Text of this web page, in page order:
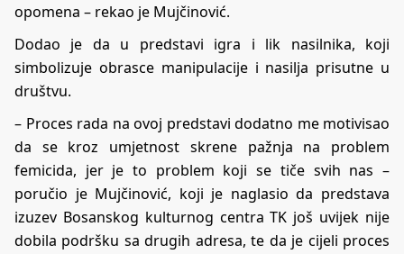
opomena – rekao je Mujčinović.
Dodao je da u predstavi igra i lik nasilnika, koji
simbolizuje obrasce manipulacije i nasilja prisutne u
društvu.
– Proces rada na ovoj predstavi dodatno me motivisao
da se kroz umjetnost skrene pažnja na problem
femicida, jer je to problem koji se tiče svih nas –
poručio je Mujčinović, koji je naglasio da predstava
izuzev Bosanskog kulturnog centra TK još uvijek nije
dobila podršku sa drugih adresa, te da je cijeli proces